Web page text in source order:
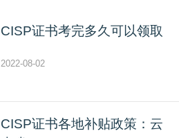
CISP证书考完多久可以领取
2022-08-02
CISP证书各地补贴政策：云